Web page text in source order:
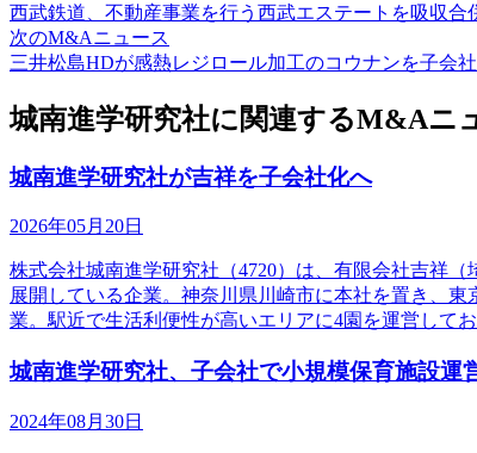
西武鉄道、不動産事業を行う西武エステートを吸収合
次のM&Aニュース
三井松島HDが感熱レジロール加工のコウナンを子会
城南進学研究社に関連するM&Aニ
城南進学研究社が吉祥を子会社化へ
2026年05月20日
株式会社城南進学研究社（4720）は、有限会社吉祥
展開している企業。神奈川県川崎市に本社を置き、
業。駅近で生活利便性が高いエリアに4園を運営して
城南進学研究社、子会社で小規模保育施設運
2024年08月30日